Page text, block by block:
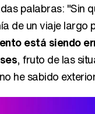
palabras: "Sin
de un viaje largo
está siendo
, fruto de las
he sabido